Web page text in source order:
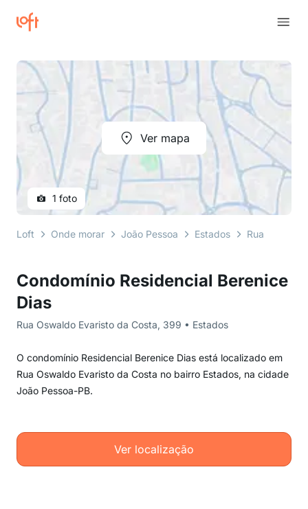
Condomínio Residencial Berenice
Dias
Rua Oswaldo Evaristo da Costa, 399 • Estados
O condomínio Residencial Berenice Dias está localizado em
Rua Oswaldo Evaristo da Costa no bairro Estados, na cidade
João Pessoa-PB.
Ver localização
Ver mapa
1 foto
Loft Onde morar João Pessoa Estados Rua